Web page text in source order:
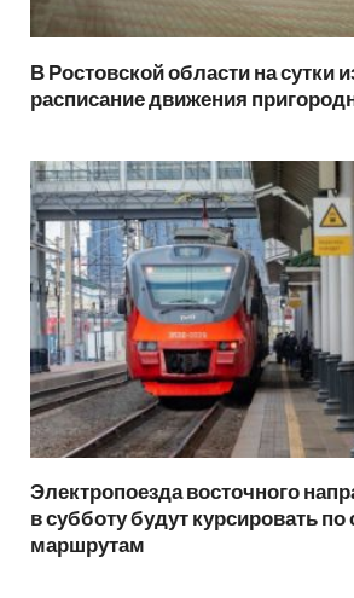
В Ростовской области на сутки
расписание движения
Электропоезда восточного
в субботу будут курсировать
маршрутам